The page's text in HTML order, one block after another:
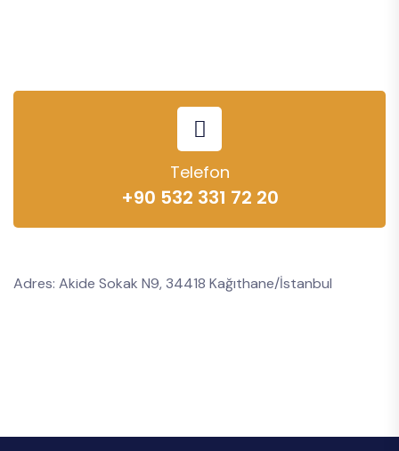
Telefon
+90 532 331 72 20
Adres: Akide Sokak N9, 34418 Kağıthane/İstanbul